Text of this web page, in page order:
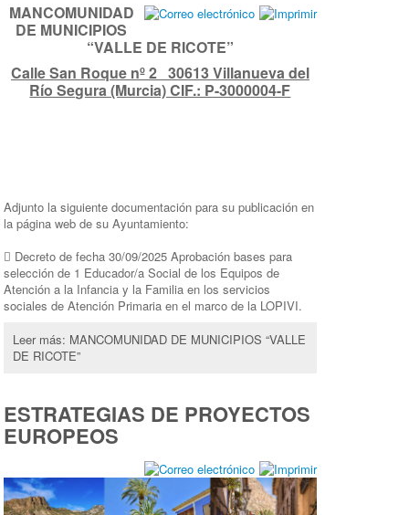
MANCOMUNIDAD
DE MUNICIPIOS
“VALLE DE RICOTE”
Calle San Roque nº 2 30613 Villanueva del
Río Segura (Murcia) CIF.: P-3000004-F
Adjunto la siguiente documentación para su publicación en
la página web de su Ayuntamiento:
 Decreto de fecha 30/09/2025 Aprobación bases para
selección de 1 Educador/a Social de los Equipos de
Atención a la Infancia y la Familia en los servicios
sociales de Atención Primaria en el marco de la LOPIVI.
Leer más: MANCOMUNIDAD DE MUNICIPIOS “VALLE
DE RICOTE”
ESTRATEGIAS DE PROYECTOS
EUROPEOS